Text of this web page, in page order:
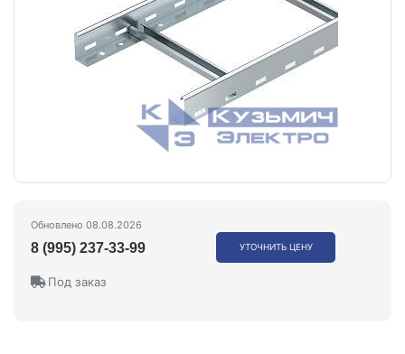
Обновлено 08.08.2026
8 (995) 237-33-99 УТОЧНИТЬ ЦЕНУ
Под заказ